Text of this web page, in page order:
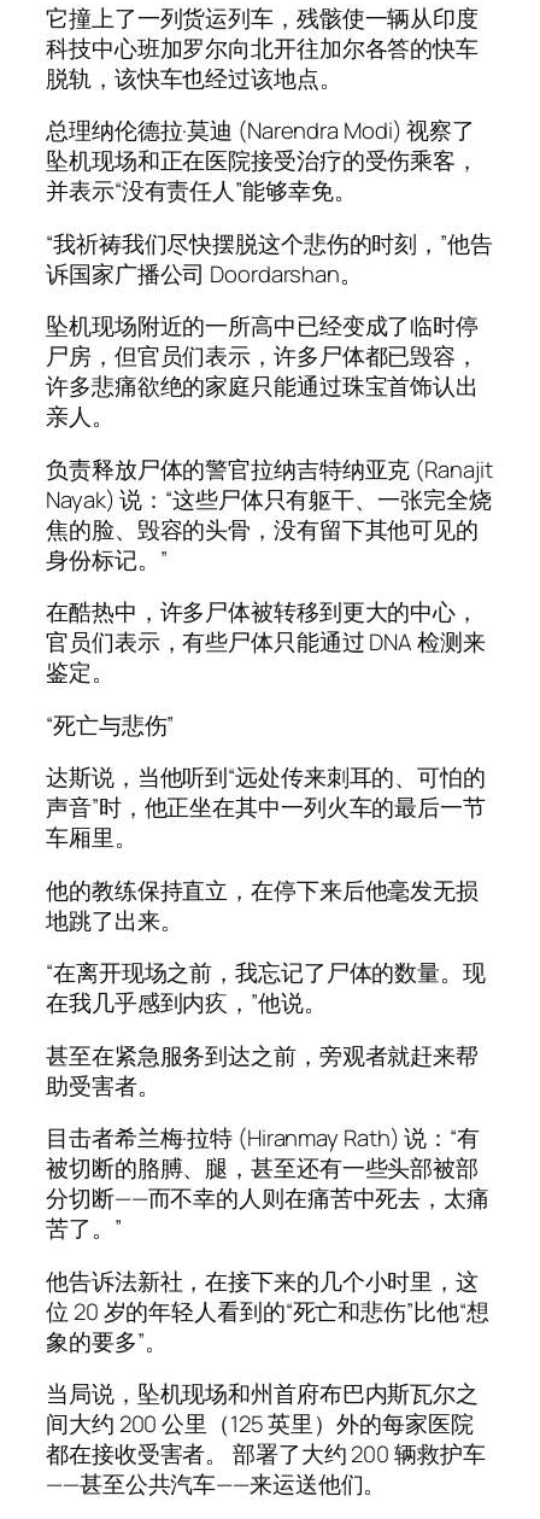
它撞上了一列货运列车，残骸使一辆从印度
科技中心班加罗尔向北开往加尔各答的快车
脱轨，该快车也经过该地点。
总理纳伦德拉·莫迪 (Narendra Modi) 视察了
坠机现场和正在医院接受治疗的受伤乘客，
并表示“没有责任人”能够幸免。
“我祈祷我们尽快摆脱这个悲伤的时刻，”他告
诉国家广播公司 Doordarshan。
坠机现场附近的一所高中已经变成了临时停
尸房，但官员们表示，许多尸体都已毁容，
许多悲痛欲绝的家庭只能通过珠宝首饰认出
亲人。
负责释放尸体的警官拉纳吉特纳亚克 (Ranajit
Nayak) 说：“这些尸体只有躯干、一张完全烧
焦的脸、毁容的头骨，没有留下其他可见的
身份标记。”
在酷热中，许多尸体被转移到更大的中心，
官员们表示，有些尸体只能通过 DNA 检测来
鉴定。
“死亡与悲伤”
达斯说，当他听到“远处传来刺耳的、可怕的
声音”时，他正坐在其中一列火车的最后一节
车厢里。
他的教练保持直立，在停下来后他毫发无损
地跳了出来。
“在离开现场之前，我忘记了尸体的数量。现
在我几乎感到内疚，”他说。
甚至在紧急服务到达之前，旁观者就赶来帮
助受害者。
目击者希兰梅·拉特 (Hiranmay Rath) 说：“有
被切断的胳膊、腿，甚至还有一些头部被部
分切断——而不幸的人则在痛苦中死去，太痛
苦了。”
他告诉法新社，在接下来的几个小时里，这
位 20 岁的年轻人看到的“死亡和悲伤”比他“想
象的要多”。
当局说，坠机现场和州首府布巴内斯瓦尔之
间大约 200 公里（125 英里）外的每家医院
都在接收受害者。 部署了大约 200 辆救护车
——甚至公共汽车——来运送他们。